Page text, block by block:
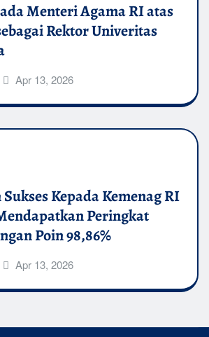
Menteri Agama RI atas
Rektor Univeritas
Apr 13, 2026
Kepada Kemenag RI
Peringkat
Poin 98,86%
Apr 13, 2026